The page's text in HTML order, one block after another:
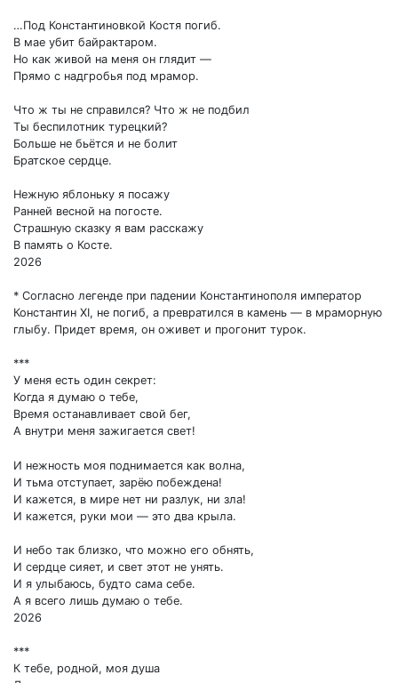
…Под Константиновкой Костя погиб.
В мае убит байрактаром.
Но как живой на меня он глядит —
Прямо с надгробья под мрамор.
Что ж ты не справился? Что ж не подбил
Ты беспилотник турецкий?
Больше не бьётся и не болит
Братское сердце.
Нежную яблоньку я посажу
Ранней весной на погосте.
Страшную сказку я вам расскажу
В память о Косте.
2026
* Согласно легенде при падении Константинополя император
Константин XI, не погиб, а превратился в камень — в мраморную
глыбу. Придет время, он оживет и прогонит турок.
***
У меня есть один секрет:
Когда я думаю о тебе,
Время останавливает свой бег,
А внутри меня зажигается свет!
И нежность моя поднимается как волна,
И тьма отступает, зарёю побеждена!
И кажется, в мире нет ни разлук, ни зла!
И кажется, руки мои — это два крыла.
И небо так близко, что можно его обнять,
И сердце сияет, и свет этот не унять.
И я улыбаюсь, будто сама себе.
А я всего лишь думаю о тебе.
2026
***
К тебе, родной, моя душа